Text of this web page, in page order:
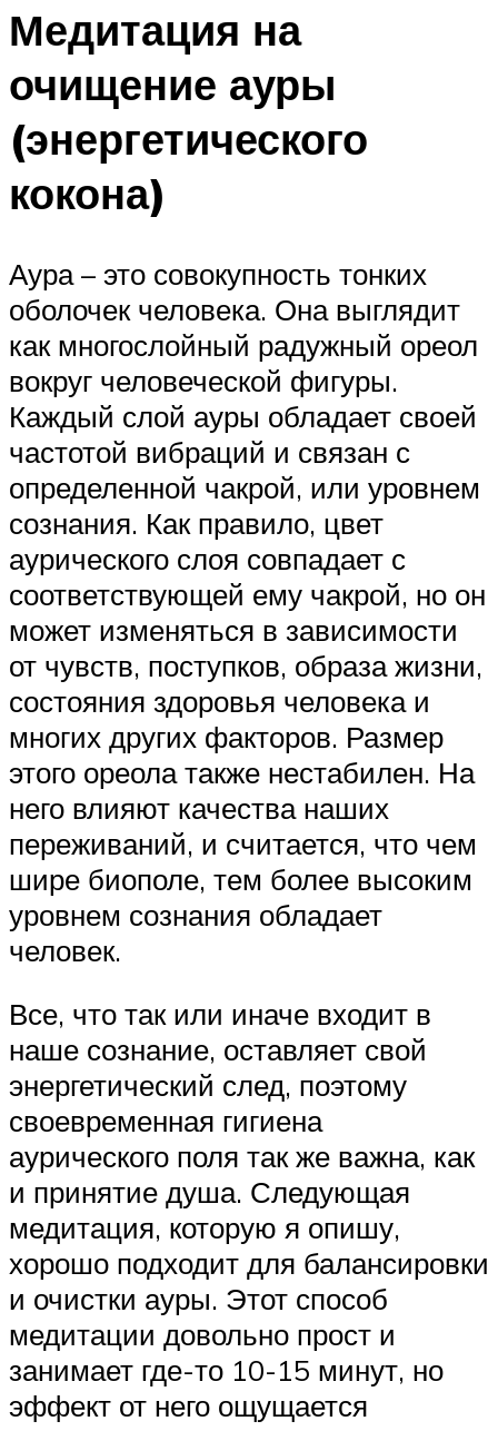
Медитация на
очищение ауры
(энергетического
кокона)
Аура – это совокупность тонких
оболочек человека. Она выглядит
как многослойный радужный ореол
вокруг человеческой фигуры.
Каждый слой ауры обладает своей
частотой вибраций и связан с
определенной чакрой, или уровнем
сознания. Как правило, цвет
аурического слоя совпадает с
соответствующей ему чакрой, но он
может изменяться в зависимости
от чувств, поступков, образа жизни,
состояния здоровья человека и
многих других факторов. Размер
этого ореола также нестабилен. На
него влияют качества наших
переживаний, и считается, что чем
шире биополе, тем более высоким
уровнем сознания обладает
человек.
Все, что так или иначе входит в
наше сознание, оставляет свой
энергетический след, поэтому
своевременная гигиена
аурического поля так же важна, как
и принятие душа. Следующая
медитация, которую я опишу,
хорошо подходит для балансировки
и очистки ауры. Этот способ
медитации довольно прост и
занимает где-то 10-15 минут, но
эффект от него ощущается